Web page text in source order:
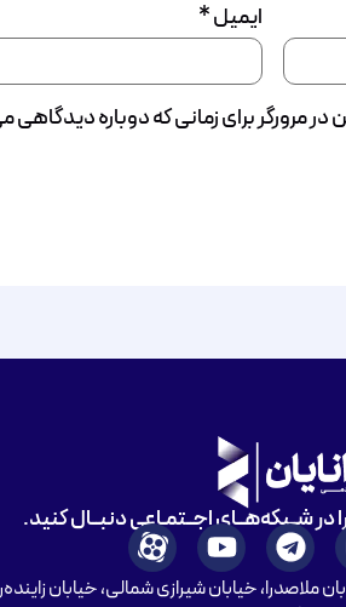
ایمیل*
مرورگر برای زمانی که دوباره
در شــبکه‌هــای اجــتمـاعی دنبــال کنید.
ملاصدرا، خیابان شیرازی شمالی، خیابان